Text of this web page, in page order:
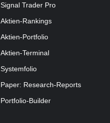
Signal Trader Pro
Aktien-Rankings
Aktien-Portfolio
Aktien-Terminal
Systemfolio
Paper: Research-Reports
Portfolio-Builder